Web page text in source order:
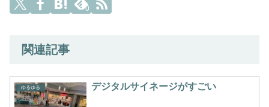
0
関連記事
ゆるゆる デジタルサイネージがすごい